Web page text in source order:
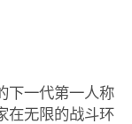
下一代第一人称
在无限的战斗环